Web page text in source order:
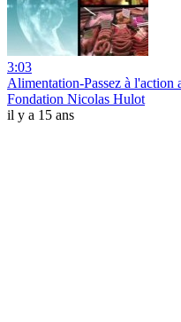
3:03
Alimentation-Passez à
Fondation Nicolas Hulot
il y a 15 ans